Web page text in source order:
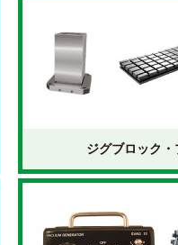
ジグブロック